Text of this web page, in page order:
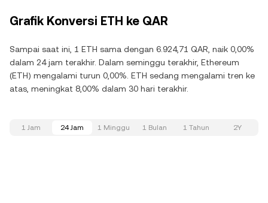
Grafik Konversi ETH ke QAR
Sampai saat ini, 1 ETH sama dengan 6.924,71 QAR, naik 0,00%
dalam 24 jam terakhir. Dalam seminggu terakhir, Ethereum
(ETH) mengalami turun 0,00%. ETH sedang mengalami tren ke
atas, meningkat 8,00% dalam 30 hari terakhir.
1 Jam 24 Jam 1 Minggu 1 Bulan 1 Tahun 2Y